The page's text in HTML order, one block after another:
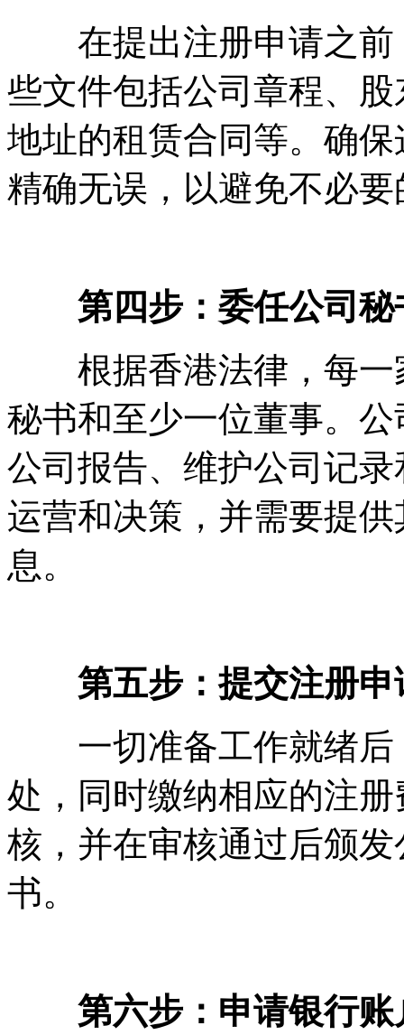
在提出注册申请之前
些文件包括公司章程、
地址的租赁合同等。确
精确无误，以避免不必
第四步：委任公司秘
根据香港法律，每一
秘书和至少一位董事。
公司报告、维护公司记
运营和决策，并需要提
息。
第五步：提交注册申
一切准备工作就绪后
处，同时缴纳相应的注
核，并在审核通过后颁
书。
第六步：申请银行账